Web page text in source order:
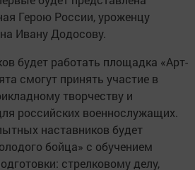
Герою России, уроженцу
Ивану Додосову.
будет работать площадка «Арт-
смогут принять участие в
творчеству и
российских военнослужащих.
наставников будет
бойца» с обучением
стрелковому делу,